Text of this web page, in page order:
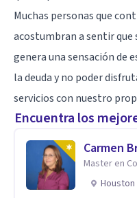
Muchas personas que
acostumbran a sentir que
genera una sensación de
la deuda y no poder
servicios con nuestro
Encuentra los
Carmen
Master en
Houston